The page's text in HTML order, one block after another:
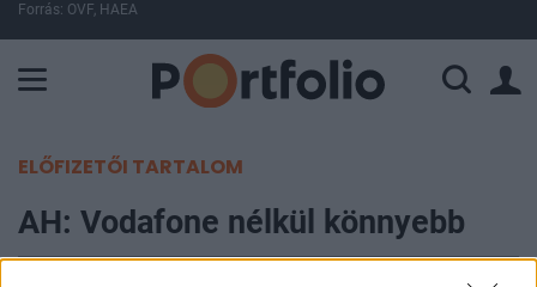
Forrás: OVF, HAEA
ELŐFIZETŐI TARTALOM
AH: Vodafone nélkül könnyebb